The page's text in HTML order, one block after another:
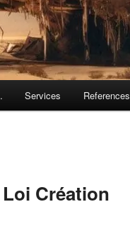
Services References
Création